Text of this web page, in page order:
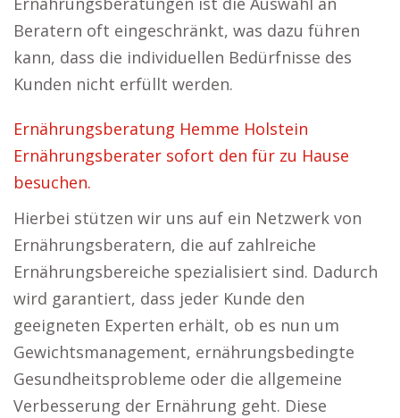
Beratern oft eingeschränkt, was dazu führen
kann, dass die individuellen Bedürfnisse des
Kunden nicht erfüllt werden.
Ernährungsberatung Hemme Holstein
Ernährungsberater sofort den für zu Hause
besuchen.
Hierbei stützen wir uns auf ein Netzwerk von
Ernährungsberatern, die auf zahlreiche
Ernährungsbereiche spezialisiert sind. Dadurch
wird garantiert, dass jeder Kunde den
geeigneten Experten erhält, ob es nun um
Gewichtsmanagement, ernährungsbedingte
Gesundheitsprobleme oder die allgemeine
Verbesserung der Ernährung geht. Diese